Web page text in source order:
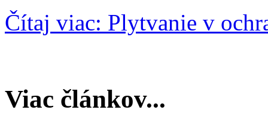
Čítaj viac: Plytvanie v
Viac článkov...